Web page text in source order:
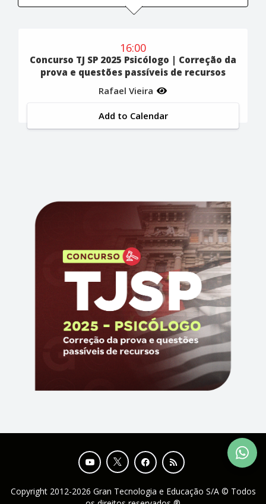
16:00
Concurso TJ SP 2025 Psicólogo | Correção da
prova e questões passíveis de recursos
Rafael Vieira
Add to Calendar
Copyright 2012-2026 Gran Tecnologia e Educação S/A © Todos